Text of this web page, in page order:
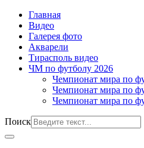
Главная
Видео
Галерея фото
Акварели
Тирасполь видео
ЧМ по футболу 2026
Чемпионат мира по
Чемпионат мира по
Чемпионат мира по
Поиск